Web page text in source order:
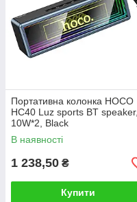
Портативна колонка HOCO
HC40 Luz sports BT speaker,
10W*2, Black
В наявності
1 238,50 ₴
Купити